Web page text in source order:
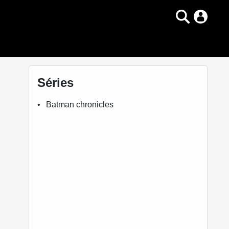
Séries
Batman chronicles